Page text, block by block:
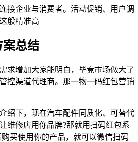
企业与消费者。活动促销、用户调
般精准高
案总结
增加大家能明白，毕竟市场做大了
控渠道代理商。那一物一码红包营销
下，现在汽车配件同质化、可替代
维修店用你品牌?那就用扫码红包系
买使用你的产品，就可以微信扫码